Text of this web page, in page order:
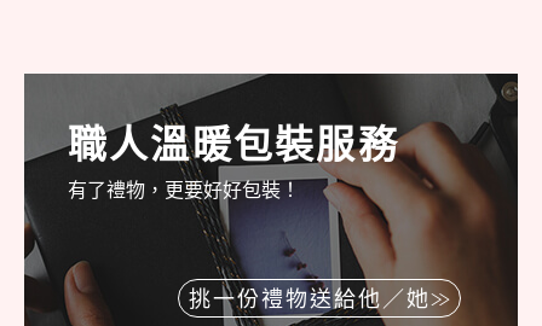
職人溫暖包裝服務
有了禮物，更要好好包裝！
挑一份禮物送給他／她